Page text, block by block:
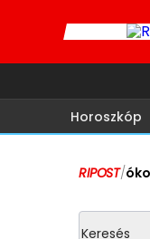
Horoszkóp
RIPOST/